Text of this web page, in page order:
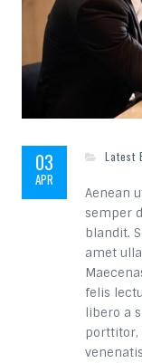
03
APR
Latest
Aenean
semper
blandit.
amet
felis
libero a
porttitor,